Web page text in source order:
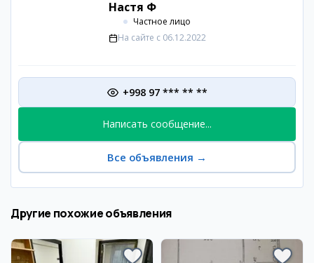
Настя Ф
Частное лицо
На сайте с 06.12.2022
+998 97 *** ** **
Написать сообщение...
Все объявления →
Другие похожие объявления